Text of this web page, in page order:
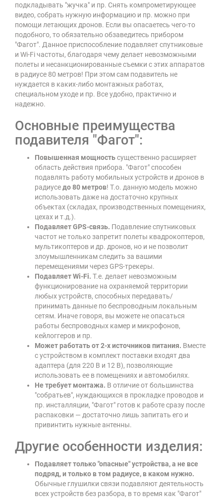
подкладывать "жучка" и пр. Снять компрометирующее
видео, собрать нужную информацию и пр. можно при
помощи летающих дронов. Если вы опасаетесь чего-то
подобного, то обязательно обзаведитесь прибором
"Фагот". Данное приспособление подавляет спутниковые
и Wi-Fi частоты, благодаря чему делает невозможными
полеты и несанкционированные съемки с этих аппаратов
в радиусе 80 метров! При этом сам подавитель не
нуждается в каких-либо монтажных работах,
специальном уходе и пр. Все удобно, практично и
надежно.
Основные преимущества
подавителя "Фагот":
Повышенная мощностьсущественно расширяет
область действия прибора. "Фагот" способен
подавлять работу мобильных устройств и дронов в
радиуседо 80 метров! Т.о. данную модель можно
использовать даже на достаточно крупных
объектах (складах, производственных помещениях,
цехах и т.д.).
Подавляет GPS-связь. Подавление спутниковых
частот не только запретит полеты квадрокоптеров,
мультикоптеров и др. дронов, но и не позволит
злоумышленникам следить за вашими
перемещениями через GPS-трекеры.
Подавляет Wi-Fi. Т.е. делает невозможным
функционирование на охраняемой территории
любых устройств, способных передавать/
принимать данные по беспроводным локальным
сетям. Иначе говоря, вы можете не опасаться
работы беспроводных камер и микрофонов,
кейлоггеров и пр.
Может работать от 2-х источников питания. Вместе
с устройством в комплект поставки входят два
адаптера (для 220 В и 12 В), позволяющие
использовать ее в помещениях и автомобилях.
Не требует монтажа. В отличие от большинства
"собратьев", нуждающихся в прокладке проводов и
пр. инсталляции, "Фагот" готов к работе сразу после
распаковки — достаточно лишь запитать его и
привинтить нужные антенны.
Другие особенности изделия:
Подавляет только "опасные" устройства, а не все
подряд, и только в том радиусе, в каком нужно.
Обычные глушилки связи подавляют деятельность
всех устройств без разбора, в то время как "Фагот"